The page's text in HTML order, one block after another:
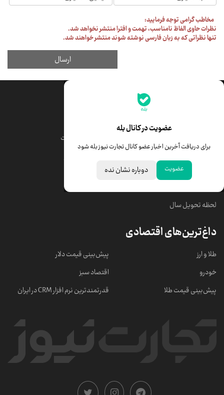
عضویت در کانال بله
برای دریافت آخرین اخبار عضو کانال تجارت نیوز بله شود
عضویت دوباره نشان نده
جدیدترین قیمت‌ها
قیمت درهم امارات
خبرهای مهم
لحظه تحویل سال
داغ‌ترین‌های اقتصادی
طلا و ارز
خودرو
پیش‌بینی قیمت طلا
پیش‌بینی قیمت دلار
اقتصاد سبز
قدرتمندترین نرم‌ افزار CRM در ایران